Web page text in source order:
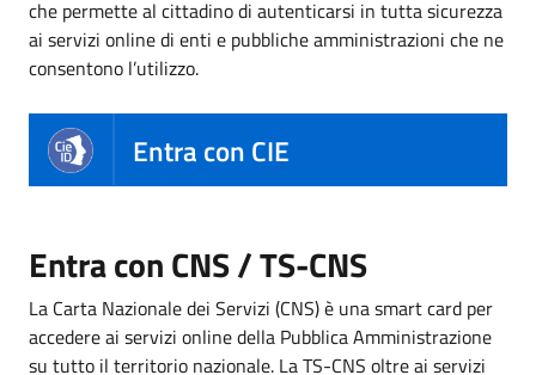
che permette al cittadino di autenticarsi in tutta sicurezza
ai servizi online di enti e pubbliche amministrazioni che ne
consentono l’utilizzo.
Entra con CIE
Entra con CNS / TS-CNS
La Carta Nazionale dei Servizi (CNS) è una smart card per
accedere ai servizi online della Pubblica Amministrazione
su tutto il territorio nazionale. La TS-CNS oltre ai servizi